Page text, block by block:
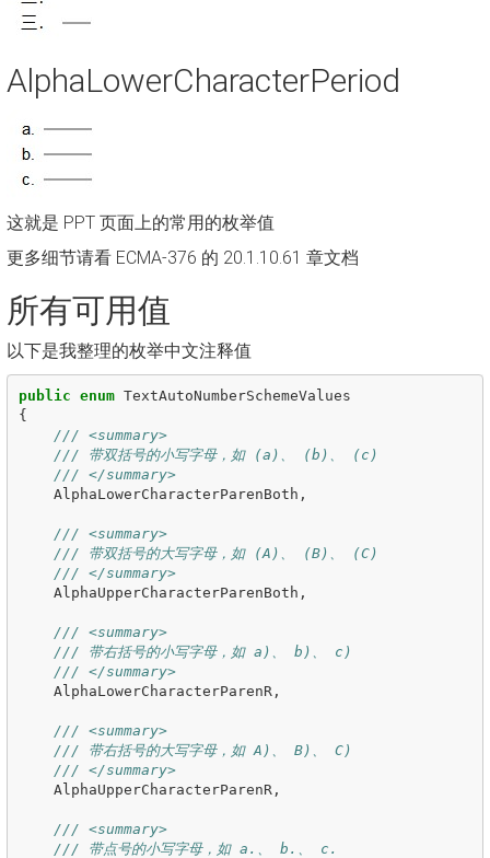
AlphaLowerCharacterPeriod
这就是 PPT 页面上的常用的枚举值
更多细节请看 ECMA-376 的 20.1.10.61 章文档
所有可用值
以下是我整理的枚举中文注释值
public enum TextAutoNumberSchemeValues
{
/// <summary>
/// 带双括号的小写字母，如 (a)、 (b)、 (c)
/// </summary>
AlphaLowerCharacterParenBoth ,
/// <summary>
/// 带双括号的大写字母，如 (A)、 (B)、 (C)
/// </summary>
AlphaUpperCharacterParenBoth ,
/// <summary>
/// 带右括号的小写字母，如 a)、 b)、 c)
/// </summary>
AlphaLowerCharacterParenR ,
/// <summary>
/// 带右括号的大写字母，如 A)、 B)、 C)
/// </summary>
AlphaUpperCharacterParenR ,
/// <summary>
/// 带点号的小写字母，如 a.、 b.、 c.